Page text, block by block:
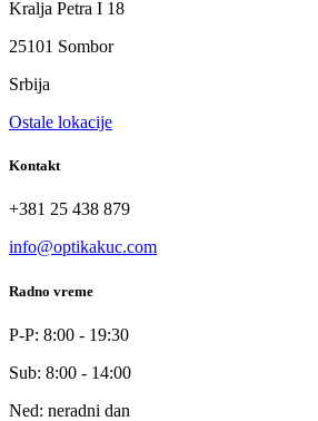
Kralja Petra I 18
25101 Sombor
Srbija
Ostale lokacije
Kontakt
+381 25 438 879
info@optikakuc.com
Radno vreme
P-P: 8:00 - 19:30
Sub: 8:00 - 14:00
Ned: neradni dan